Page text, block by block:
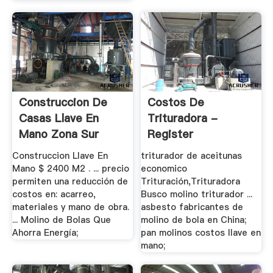
Construccion De
Casas Llave En
Mano Zona Sur
Construccion Llave En
Mano $ 2400 M2 . ... precio
permiten una reducción de
costos en: acarreo,
materiales y mano de obra.
... Molino de Bolas Que
Ahorra Energía;
Costos De
Trituradora -
Register
triturador de aceitunas
economico
Trituración,Trituradora
Busco molino triturador ...
asbesto fabricantes de
molino de bola en China;
pan molinos costos llave en
mano;